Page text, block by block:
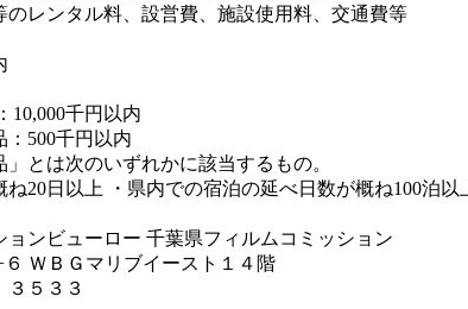
のレンタル料、設営費、施設使用料、交通費等
千円以内
500千円以内
とは次のいずれかに該当するもの。
ね20日以上 ・県内での宿泊の延べ日数が概ね100泊以
ョンビューロー 千葉県フィルムコミッション
ＷＢＧマリブイースト１４階
３５３３